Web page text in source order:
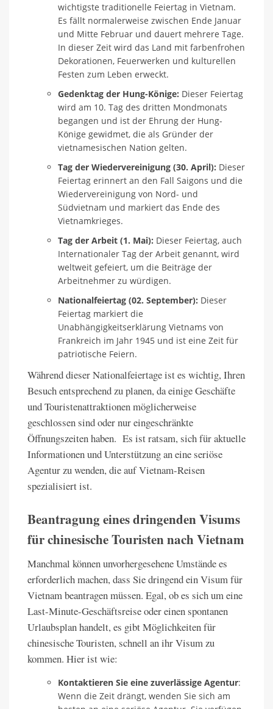
wichtigste traditionelle Feiertag in Vietnam.
Es fällt normalerweise zwischen Ende Januar
und Mitte Februar und dauert mehrere Tage.
In dieser Zeit wird das Land mit farbenfrohen
Dekorationen, Feuerwerken und kulturellen
Festen zum Leben erweckt.
Gedenktag der Hung-Könige: Dieser Feiertag
wird am 10. Tag des dritten Mondmonats
begangen und ist der Ehrung der Hung-
Könige gewidmet, die als Gründer der
vietnamesischen Nation gelten.
Tag der Wiedervereinigung (30. April): Dieser
Feiertag erinnert an den Fall Saigons und die
Wiedervereinigung von Nord- und
Südvietnam und markiert das Ende des
Vietnamkrieges.
Tag der Arbeit (1. Mai): Dieser Feiertag, auch
Internationaler Tag der Arbeit genannt, wird
weltweit gefeiert, um die Beiträge der
Arbeitnehmer zu würdigen.
Nationalfeiertag (02. September): Dieser
Feiertag markiert die
Unabhängigkeitserklärung Vietnams von
Frankreich im Jahr 1945 und ist eine Zeit für
patriotische Feiern.
Während dieser Nationalfeiertage ist es wichtig, Ihren
Besuch entsprechend zu planen, da einige Geschäfte
und Touristenattraktionen möglicherweise
geschlossen sind oder nur eingeschränkte
Öffnungszeiten haben. Es ist ratsam, sich für aktuelle
Informationen und Unterstützung an eine seriöse
Agentur zu wenden, die auf Vietnam-Reisen
spezialisiert ist.
Beantragung eines dringenden Visums
für chinesische Touristen nach Vietnam
Manchmal können unvorhergesehene Umstände es
erforderlich machen, dass Sie dringend ein Visum für
Vietnam beantragen müssen. Egal, ob es sich um eine
Last-Minute-Geschäftsreise oder einen spontanen
Urlaubsplan handelt, es gibt Möglichkeiten für
chinesische Touristen, schnell an ihr Visum zu
kommen. Hier ist wie:
Kontaktieren Sie eine zuverlässige Agentur:
Wenn die Zeit drängt, wenden Sie sich am